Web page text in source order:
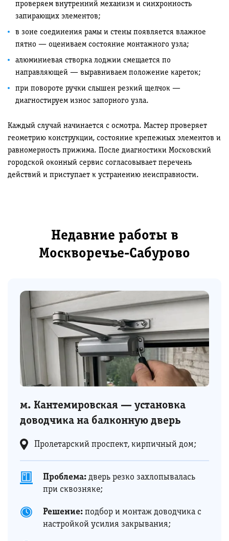
проверяем внутренний механизм и синхронность
запирающих элементов;
в зоне соединения рамы и стены появляется влажное
пятно — оцениваем состояние монтажного узла;
алюминиевая створка лоджии смещается по
направляющей — выравниваем положение кареток;
при повороте ручки слышен резкий щелчок —
диагностируем износ запорного узла.
Каждый случай начинается с осмотра. Мастер проверяет
геометрию конструкции, состояние крепежных элементов и
равномерность прижима. После диагностики Московский
городской оконный сервис согласовывает перечень
действий и приступает к устранению неисправности.
Недавние работы в
Москворечье-Сабурово
м. Кантемировская — установка
доводчика на балконную дверь
Пролетарский проспект, кирпичный дом;
Проблема: дверь резко захлопывалась
при сквозняке;
Решение: подбор и монтаж доводчика с
настройкой усилия закрывания;